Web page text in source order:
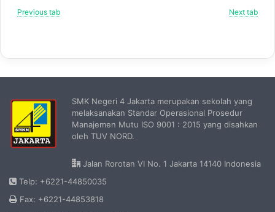
Previous tab Next tab
SMK Negeri 4 Jakarta merupakan sekolah yang
melaksanakan Standar Operasional Prosedur
Manajemen Mutu ISO 9001 : 2015 yang disahkan
oleh TUV NORD.
Jalan Rorotan VI No. 1 Jakarta 14140 Indonesia
Telp: +6221-44850035
Fax: +6221-44853818